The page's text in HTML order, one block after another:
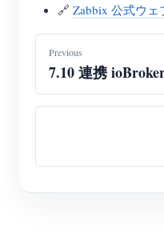
🔗 Zabbix 公式ウェ
Previous
7.10 連携